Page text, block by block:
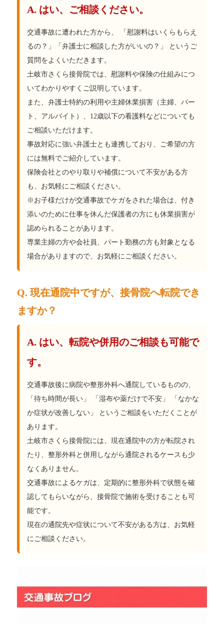
A. はい、ご相談ください。
交通事故に遭われた方から、 「慰謝料はいくらもらえ
るの？」「弁護士に相談した方がいいの？」 というご
質問をよくいただきます。
土岐市さくら接骨院では、慰謝料や保険の仕組みにつ
いてわかりやすくご説明しています。
また、弁護士特約の利用や主婦休業損害（主婦、パー
ト、アルバイト）、12歳以下の看護料などについても
ご相談いただけます。
事故対応に強い弁護士とも連携しており、ご希望の方
には無料でご紹介しています。
保険会社とのやり取りや補償について不安がある方
も、お気軽にご相談ください。
※お子様だけが交通事故でケガをされた場合は、付き
添いのために仕事を休んだ保護者の方にも休業損害が
認められることがあります。
専業主婦の方や会社員、パート勤務の方も対象となる
場合がありますので、お気軽にご相談ください。
Q. 現在通院中ですが、接骨院へ転院でき
ますか？
A. はい、転院や併用のご相談も可能で
す。
交通事故後に病院や整形外科へ通院しているものの、
「待ち時間が長い」 「湿布や薬だけで不安」 「なかな
か症状が改善しない」 というご相談をいただくことが
あります。
土岐市さくら接骨院には、現在通院中の方が転院され
たり、整形外科と併用しながら通院されるケースも少
なくありません。
交通事故によるケガは、定期的に整形外科で状態を確
認してもらいながら、接骨院で施術を受けることも可
能です。
現在の通院先や症状について不安がある方は、お気軽
にご相談ください。